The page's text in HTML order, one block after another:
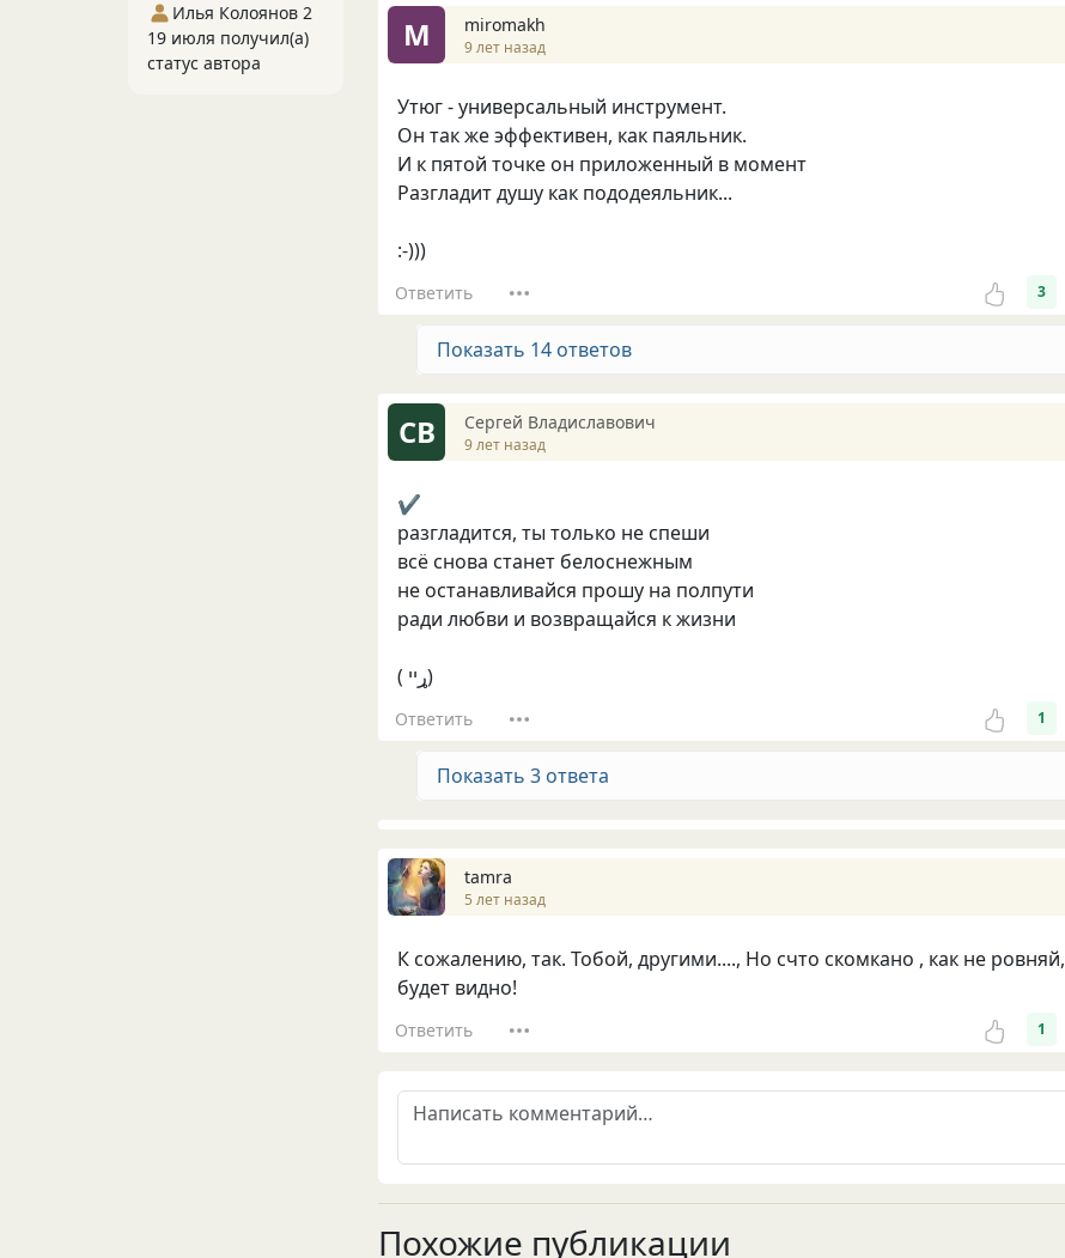
M miromakh
9 лет назад
Утюг - универсальный инструмент.
Он так же эффективен, как паяльник.
И к пятой точке он приложенный в момент
Разгладит душу как пододеяльник...
:-)))
Ответить 3
Показать 14 ответов
СВ Сергей Владиславович
9 лет назад
✔
разгладится, ты только не спеши
всё снова станет белоснежным
не останавливайся прошу на полпути
ради любви и возвращайся к жизни
( ړײ)
Ответить 1
Показать 3 ответа
tamra
5 лет назад
К сожалению, так. Тобой, другими...., Но счто скомкано , как не ровняй,
будет видно!
Ответить 1
Похожие публикации
Илья Колоянов 2
19 июля получил(а)
статус автора